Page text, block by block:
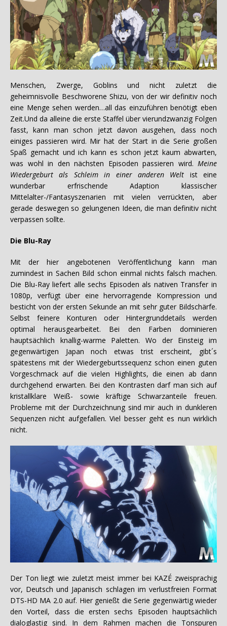
Menschen, Zwerge, Goblins und nicht zuletzt die
geheimnisvolle Beschworene Shizu, von der wir definitiv noch
eine Menge sehen werden…all das einzuführen benötigt eben
Zeit.Und da alleine die erste Staffel über vierundzwanzig Folgen
fasst, kann man schon jetzt davon ausgehen, dass noch
einiges passieren wird. Mir hat der Start in die Serie großen
Spaß gemacht und ich kann es schon jetzt kaum abwarten,
was wohl in den nächsten Episoden passieren wird. Meine
Wiedergeburt als Schleim in einer anderen Welt ist eine
wunderbar erfrischende Adaption klassischer
Mittelalter-/Fantasyszenarien mit vielen verrückten, aber
gerade deswegen so gelungenen Ideen, die man definitiv nicht
verpassen sollte.
Die Blu-Ray
Mit der hier angebotenen Veröffentlichung kann man
zumindest in Sachen Bild schon einmal nichts falsch machen.
Die Blu-Ray liefert alle sechs Episoden als nativen Transfer in
1080p, verfügt über eine hervorragende Kompression und
besticht von der ersten Sekunde an mit sehr guter Bildschärfe.
Selbst feinere Konturen oder Hintergrunddetails werden
optimal herausgearbeitet. Bei den Farben dominieren
hauptsächlich knallig-warme Paletten. Wo der Einsteig im
gegenwärtigen Japan noch etwas trist erscheint, gibt´s
spätestens mit der Wiedergeburtssequenz schon einen guten
Vorgeschmack auf die vielen Highlights, die einen ab dann
durchgehend erwarten. Bei den Kontrasten darf man sich auf
kristallklare Weiß- sowie kräftige Schwarzanteile freuen.
Probleme mit der Durchzeichnung sind mir auch in dunkleren
Sequenzen nicht aufgefallen. Viel besser geht es nun wirklich
nicht.
Der Ton liegt wie zuletzt meist immer bei KAZÉ zweisprachig
vor, Deutsch und Japanisch schlagen im verlustfreien Format
DTS-HD MA 2.0 auf. Hier genießt die Serie gegenwärtig wieder
den Vorteil, dass die ersten sechs Episoden hauptsächlich
dialoglastig sind. In dem Rahmen machen die Tonspuren